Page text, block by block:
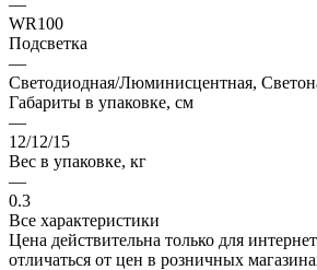
WR100
Подсветка
—
Светодиодная/Люминисцентная,
Габариты в упаковке, см
—
12/12/15
Вес в упаковке, кг
—
0.3
Все характеристики
Цена действительна только для
отличаться от цен в розничных